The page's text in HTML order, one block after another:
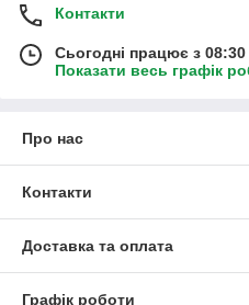
Контакти
Сьогодні працює з
Показати весь графік
Про нас
Контакти
Доставка та оплата
Графік роботи